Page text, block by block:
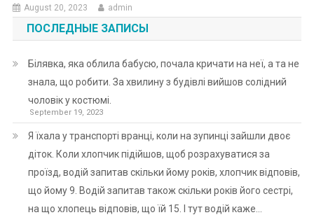
August 20, 2023 admin
ПОСЛЕДНЫЕ ЗАПИСЫ
Білявка, яка облила бабусю, почала кричати на неї, а та не
знала, що робити. За хвилину з будівлі вийшов солідний
чоловік у костюмі.
September 19, 2023
Я їхала у транспорті вранці, коли на зупинці зайшли двоє
діток. Коли хлопчик підійшов, щоб розрахуватися за
проїзд, водій запитав скільки йому років, хлопчик відповів,
що йому 9. Водій запитав також скільки років його сестрі,
на що хлопець відповів, що їй 15. І тут водій каже…